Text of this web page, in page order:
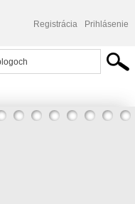
Registrácia Prihlásenie